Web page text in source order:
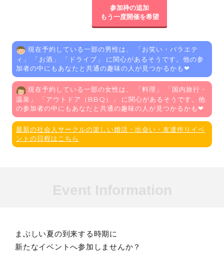
参加枠の追加
もう一度開催を希望
現在予約している一部の男性は、 「 お笑い・バラエテ
ィ 」 「お酒 」 「 ドライブ 」 に関心があるそうです。他の参
加者の中にもあなたと共通の趣味の人が見つかるかも❤
現在予約している一部の女性は、 「 料理 」 「 国内旅行・
温泉 」 「アウトドア（BBQ）
」 に関心があるそうです。他
の参加者の中にもあなたと共通の趣味の人が見つかるかも❤
最新の社会人サークルの楽しい婚活・出会い・友達作りイベ
ントの日程はこちら
まぶしい夏の到来する時期に
新たなイベントへ参加しませんか？